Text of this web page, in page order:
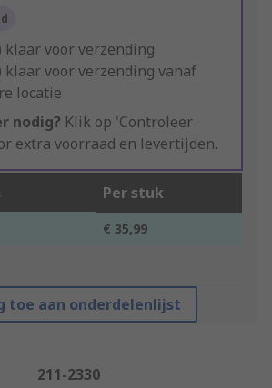
klaar voor verzending
klaar voor verzending vanaf
locatie
nodig? Klik op 'Controleer
extra voorraad en levertijden.
Per stuk
€ 35,99
toe aan onderdelenlijst
211-2330